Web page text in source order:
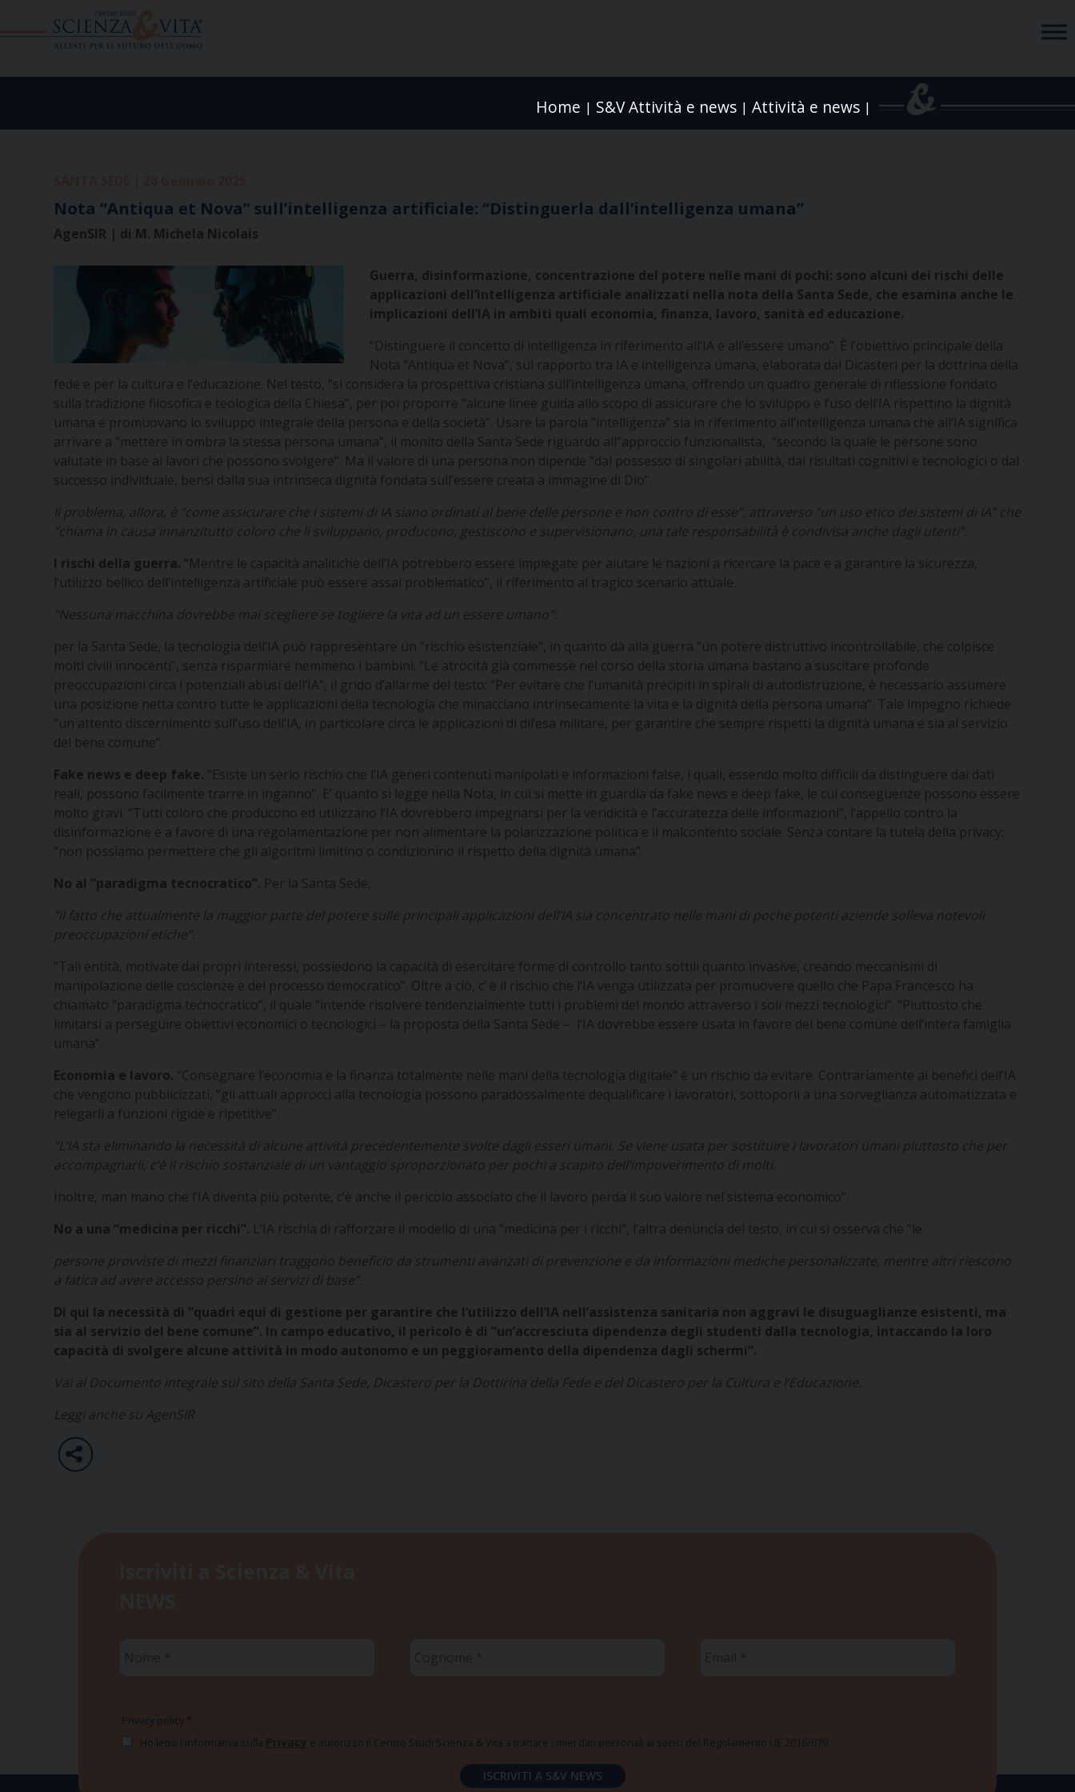
Home | S&V Attività e news | Attività e news |
Nota “Antiqua et Nova” sull’intelligenza artificiale: “Distinguerla dall’intelligenza umana”
AgenSIR | di M. Michela Nicolais
Guerra, disinformazione, concentrazione del potere nelle mani di pochi: sono alcuni dei rischi delle
applicazioni dell’intelligenza artificiale analizzati nella nota della Santa Sede, che esamina anche le
implicazioni dell’IA in ambiti quali economia, finanza, lavoro, sanità ed educazione.
“Distinguere il concetto di intelligenza in riferimento all’IA e all’essere umano”. È l’obiettivo principale della
Nota “Antiqua et Nova”, sul rapporto tra IA e intelligenza umana, elaborata dal Dicasteri per la dottrina della
fede e per la cultura e l’educazione. Nel testo, “si considera la prospettiva cristiana sull’intelligenza umana, offrendo un quadro generale di riflessione fondato
sulla tradizione filosofica e teologica della Chiesa”, per poi proporre “alcune linee guida allo scopo di assicurare che lo sviluppo e l’uso dell’IA rispettino la dignità
umana e promuovano lo sviluppo integrale della persona e della società”. Usare la parola “intelligenza” sia in riferimento all’intelligenza umana che all’IA significa
arrivare a “mettere in ombra la stessa persona umana”, il monito della Santa Sede riguardo all’’approccio funzionalista, “secondo la quale le persone sono
valutate in base ai lavori che possono svolgere”. Ma il valore di una persona non dipende “dal possesso di singolari abilità, dai risultati cognitivi e tecnologici o dal
successo individuale, bensì dalla sua intrinseca dignità fondata sull’essere creata a immagine di Dio”.
Il problema, allora, è “come assicurare che i sistemi di IA siano ordinati al bene delle persone e non contro di esse”, attraverso “un uso etico dei sistemi di IA” che
“chiama in causa innanzitutto coloro che li sviluppano, producono, gestiscono e supervisionano, una tale responsabilità è condivisa anche dagli utenti”.
I rischi della guerra. “Mentre le capacità analitiche dell’IA potrebbero essere impiegate per aiutare le nazioni a ricercare la pace e a garantire la sicurezza,
l’utilizzo bellico dell’intelligenza artificiale può essere assai problematico”, il riferimento al tragico scenario attuale.
“Nessuna macchina dovrebbe mai scegliere se togliere la vita ad un essere umano”:
per la Santa Sede, la tecnologia dell’IA può rappresentare un “rischio esistenziale”, in quanto dà alla guerra “un potere distruttivo incontrollabile, che colpisce
molti civili innocenti”, senza risparmiare nemmeno i bambini. “Le atrocità già commesse nel corso della storia umana bastano a suscitare profonde
preoccupazioni circa i potenziali abusi dell’IA”, il grido d’allarme del testo: “Per evitare che l’umanità precipiti in spirali di autodistruzione, è necessario assumere
una posizione netta contro tutte le applicazioni della tecnologia che minacciano intrinsecamente la vita e la dignità della persona umana”. Tale impegno richiede
“un attento discernimento sull’uso dell’IA, in particolare circa le applicazioni di difesa militare, per garantire che sempre rispetti la dignità umana e sia al servizio
del bene comune”.
Fake news e deep fake. “Esiste un serio rischio che l’IA generi contenuti manipolati e informazioni false, i quali, essendo molto difficili da distinguere dai dati
reali, possono facilmente trarre in inganno”. E’ quanto si legge nella Nota, in cui si mette in guardia da fake news e deep fake, le cui conseguenze possono essere
molto gravi. “Tutti coloro che producono ed utilizzano l’IA dovrebbero impegnarsi per la veridicità e l’accuratezza delle informazioni”, l’appello contro la
disinformazione e a favore di una regolamentazione per non alimentare la polarizzazione politica e il malcontento sociale. Senza contare la tutela della privacy:
“non possiamo permettere che gli algoritmi limitino o condizionino il rispetto della dignità umana”.
No al “paradigma tecnocratico”. Per la Santa Sede,
“il fatto che attualmente la maggior parte del potere sulle principali applicazioni dell’IA sia concentrato nelle mani di poche potenti aziende solleva notevoli
preoccupazioni etiche”.
“Tali entità, motivate dai propri interessi, possiedono la capacità di esercitare forme di controllo tanto sottili quanto invasive, creando meccanismi di
manipolazione delle coscienze e del processo democratico”. Oltre a ciò, c’ è il rischio che l’IA venga utilizzata per promuovere quello che Papa Francesco ha
chiamato “paradigma tecnocratico”, il quale “intende risolvere tendenzialmente tutti i problemi del mondo attraverso i soli mezzi tecnologici”. “Piuttosto che
limitarsi a perseguire obiettivi economici o tecnologici – la proposta della Santa Sede – l’IA dovrebbe essere usata in favore del bene comune dell’intera famiglia
umana”.
Economia e lavoro. “Consegnare l’economia e la finanza totalmente nelle mani della tecnologia digitale” è un rischio da evitare. Contrariamente ai benefici dell’IA
che vengono pubblicizzati, “gli attuali approcci alla tecnologia possono paradossalmente dequalificare i lavoratori, sottoporli a una sorveglianza automatizzata e
relegarli a funzioni rigide e ripetitive”.
“L’IA sta eliminando la necessità di alcune attività precedentemente svolte dagli esseri umani. Se viene usata per sostituire i lavoratori umani piuttosto che per
accompagnarli, c’è il rischio sostanziale di un vantaggio sproporzionato per pochi a scapito dell’impoverimento di molti.
Inoltre, man mano che l’IA diventa più potente, c’è anche il pericolo associato che il lavoro perda il suo valore nel sistema economico”.
No a una “medicina per ricchi”. L’IA rischia di rafforzare il modello di una “medicina per i ricchi”, l’altra denuncia del testo, in cui si osserva che “le
persone provviste di mezzi finanziari traggono beneficio da strumenti avanzati di prevenzione e da informazioni mediche personalizzate, mentre altri riescono
a fatica ad avere accesso persino ai servizi di base”.
Di qui la necessità di “quadri equi di gestione per garantire che l’utilizzo dell’IA nell’assistenza sanitaria non aggravi le disuguaglianze esistenti, ma
sia al servizio del bene comune”. In campo educativo, il pericolo è di “un’accresciuta dipendenza degli studenti dalla tecnologia, intaccando la loro
capacità di svolgere alcune attività in modo autonomo e un peggioramento della dipendenza dagli schermi”.
Vai al Documento integrale sul sito della Santa Sede, Dicastero per la Dottirina della Fede e del Dicastero per la Cultura e l’Educazione.
Leggi anche su AgenSIR
Privacy policy *
Ho letto l'informativa sulla Privacy e autorizzo il Centro Studi Scienza & Vita a trattare i miei dati personali ai sensi del Regolamento UE 2016/679